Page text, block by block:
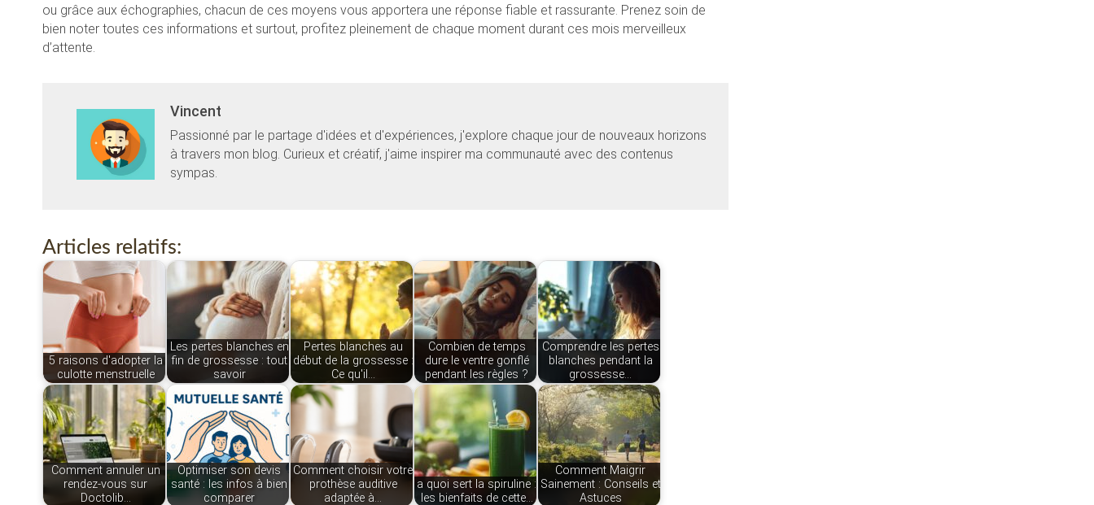
ou grâce aux échographies, chacun de ces moyens vous apportera une réponse fiable et rassurante. Prenez soin de
bien noter toutes ces informations et surtout, profitez pleinement de chaque moment durant ces mois merveilleux
d’attente.
Vincent
Passionné par le partage d'idées et d'expériences, j'explore chaque jour de nouveaux horizons
à travers mon blog. Curieux et créatif, j'aime inspirer ma communauté avec des contenus
sympas.
Articles relatifs:
5 raisons d'adopter la
culotte menstruelle
Les pertes blanches en
fin de grossesse : tout
savoir
Pertes blanches au
début de la grossesse :
Ce qu'il…
Combien de temps
dure le ventre gonflé
pendant les règles ?
Comprendre les pertes
blanches pendant la
grossesse…
Comment annuler un
rendez-vous sur
Doctolib…
Optimiser son devis
santé : les infos à bien
comparer
Comment choisir votre
prothèse auditive
adaptée à…
a quoi sert la spiruline :
les bienfaits de cette…
Comment Maigrir
Sainement : Conseils et
Astuces